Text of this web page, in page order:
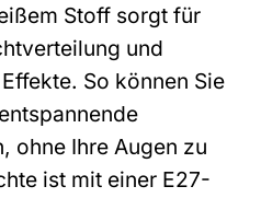
Stoff sorgt für
und
So können Sie
ohne Ihre Augen zu
ist mit einer E27-